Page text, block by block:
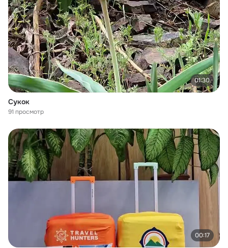
01:30
Сукок
91 просмотр
00:17